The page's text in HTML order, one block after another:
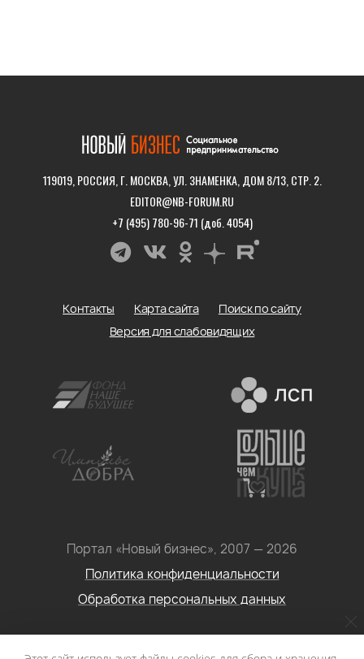
119019, РОССИЯ, Г. МОСКВА, УЛ. ЗНАМЕНКА, ДОМ 8/13, СТР. 2.
EDITOR@NB-FORUM.RU
+7 (495) 780-96-71 (доб. 4054)
Портал «Новый бизнес», 2007 — 2026
Политика конфиденциальности
Обработка персональных данных
Контакты Карта сайта
Поиск по сайту
Версия для слабовидящих
Условия использования информации с сайта: Материалы